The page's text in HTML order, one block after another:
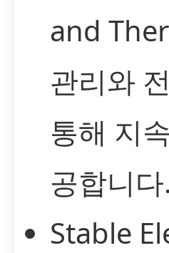
and
관리와
통해 지
공합니다.
Stable